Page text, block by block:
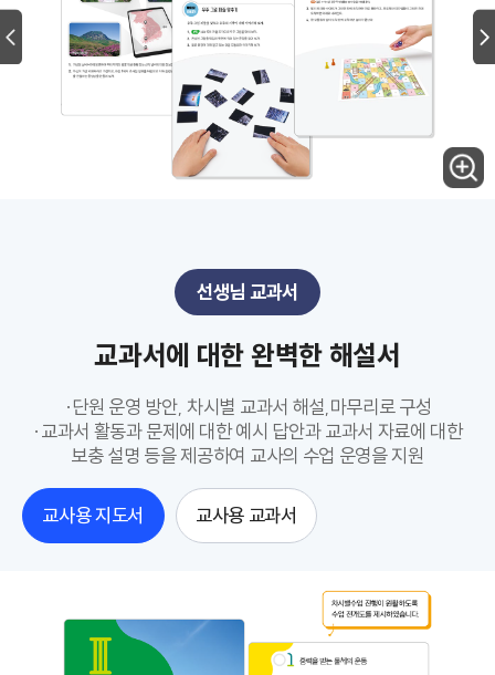
선생님 교과서
교과서에 대한 완벽한 해설서
·단원 운영 방안, 차시별 교과서 해설,마무리로 구성
·교과서 활동과 문제에 대한 예시 답안과 교과서 자료에 대한
보충 설명 등을 제공하여 교사의 수업 운영을 지원
교사용 지도서 교사용 교과서